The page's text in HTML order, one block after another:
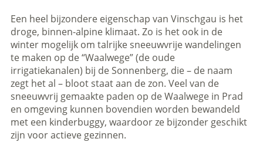
Een heel bijzondere eigenschap van Vinschgau is het
droge, binnen-alpine klimaat. Zo is het ook in de
winter mogelijk om talrijke sneeuwvrije wandelingen
te maken op de “Waalwege” (de oude
irrigatiekanalen) bij de Sonnenberg, die – de naam
zegt het al – bloot staat aan de zon. Veel van de
sneeuwvrij gemaakte paden op de Waalwege in Prad
en omgeving kunnen bovendien worden bewandeld
met een kinderbuggy, waardoor ze bijzonder geschikt
zijn voor actieve gezinnen.